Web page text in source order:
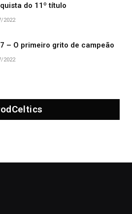
do 11º título
2022
– O primeiro grito de campeão
2022